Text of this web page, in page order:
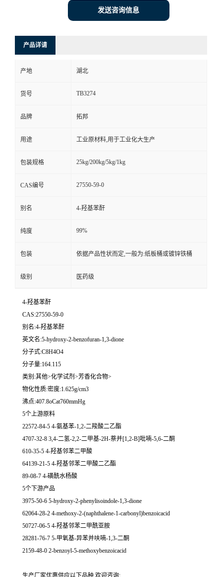
发送咨询信息
产品详请
产地 湖北
货号 TB3274
品牌 拓邦
用途 工业原材料,用于工业化大生产
包装规格 25kg/200kg/5kg/1kg
CAS编号 27550-59-0
别名 4-羟基苯酐
纯度 99%
包装 依据产品性状而定,一般为:纸板桶或镀锌铁桶
级别 医药级
4-羟基苯酐
CAS:27550-59-0
别名:4-羟基苯酐
英文名:5-hydroxy-2-benzofuran-1,3-dione
分子式:C8H4O4
分子量:164.115
类别:其他>化学试剂>芳香化合物>
物化性质:密度:1.625g/cm3
沸点:407.8oCat760mmHg
5个上游原料
22572-84-5 4-氨基苯-1,2-二羧酸二乙酯
4707-32-8 3,4-二氢-2,2-二甲基-2H-萘并[1,2-B]吡喃-5,6-二酮
610-35-5 4-羟基邻苯二甲酸
64139-21-5 4-羟基邻苯二甲酸二乙酯
89-08-7 4-磺酰水杨酸
5个下游产品
3975-50-6 5-hydroxy-2-phenylisoindole-1,3-dione
62064-28-2 4-methoxy-2-(naphthalene-1-carbonyl)benzoicacid
50727-06-5 4-羟基邻苯二甲酰亚胺
28281-76-7 5-甲氧基-异苯并呋喃-1,3-二酮
2159-48-0 2-benzoyl-5-methoxybenzoicacid
生产厂家优惠供应以下品种,欢迎咨询: